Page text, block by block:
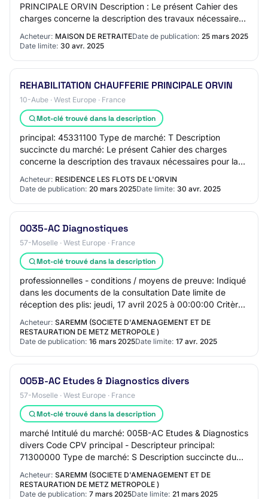
PRINCIPALE ORVIN Description : Le présent Cahier des
charges concerne la description des travaux nécessaires
Acheteur: MAISON DE RETRAITEDate de publication: 25 mars 2025
Date limite: 30 avr. 2025
REHABILITATION CHAUFFERIE PRINCIPALE ORVIN
10-Aube · West Europe · France
Mot-clé trouvé dans la description
principal: 45331100 Type de marché: T Description
succincte du marché: Le présent Cahier des charges
concerne la description des travaux nécessaires pour la
Acheteur: RESIDENCE LES FLOTS DE L'ORVIN
Date de publication: 20 mars 2025Date limite: 30 avr. 2025
0035-AC Diagnostiques
57-Moselle · West Europe · France
Mot-clé trouvé dans la description
professionnelles - conditions / moyens de preuve: Indiqué
dans les documents de la consultation Date limite de
réception des plis: jeudi, 17 avril 2025 à 00:00:00 Critères
d'attribution: - 0: Indiqué…
Acheteur: SAREMM (SOCIETE D'AMENAGEMENT ET DE
RESTAURATION DE METZ METROPOLE )
Date de publication: 16 mars 2025Date limite: 17 avr. 2025
005B-AC Etudes & Diagnostics divers
57-Moselle · West Europe · France
Mot-clé trouvé dans la description
marché Intitulé du marché: 005B-AC Etudes & Diagnostics
divers Code CPV principal - Descripteur principal:
71300000 Type de marché: S Description succincte du
marché: 005B-L'accord-cadre a pour objet…
Acheteur: SAREMM (SOCIETE D'AMENAGEMENT ET DE
RESTAURATION DE METZ METROPOLE )
Date de publication: 7 mars 2025Date limite: 21 mars 2025